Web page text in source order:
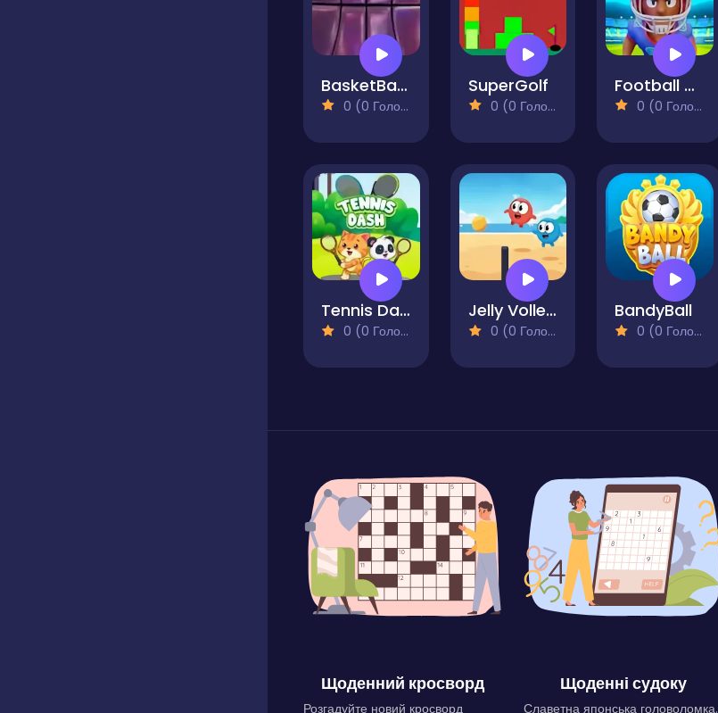
BasketBall Runner
0 (0 Голосів)
SuperGolf
0 (0 Голосів)
Football Kickoff
0 (0 Голосів)
Tennis Dash
0 (0 Голосів)
Jelly Volley Clash
0 (0 Голосів)
BandyBall
0 (0 Голосів)
Щоденний кросворд
Розгадуйте новий кросворд
Щоденні судоку
Славетна японська головоломка.